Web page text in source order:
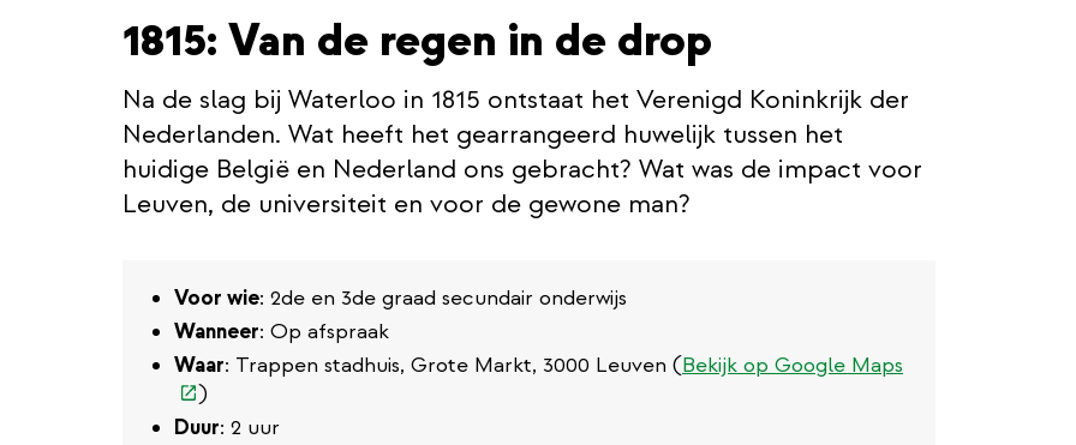
1815: Van de regen in de drop
Na de slag bij Waterloo in 1815 ontstaat het Verenigd Koninkrijk der
Nederlanden. Wat heeft het gearrangeerd huwelijk tussen het
huidige België en Nederland ons gebracht? Wat was de impact voor
Leuven, de universiteit en voor de gewone man?
Voor wie: 2de en 3de graad secundair onderwijs
Wanneer: Op afspraak
Waar: Trappen stadhuis, Grote Markt, 3000 Leuven (Bekijk op Google Maps
)
Duur: 2 uur